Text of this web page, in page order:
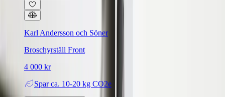
Karl Andersson och Söner
Broschyrställ Front
4 000 kr
Spar ca. 10-20 kg CO2e